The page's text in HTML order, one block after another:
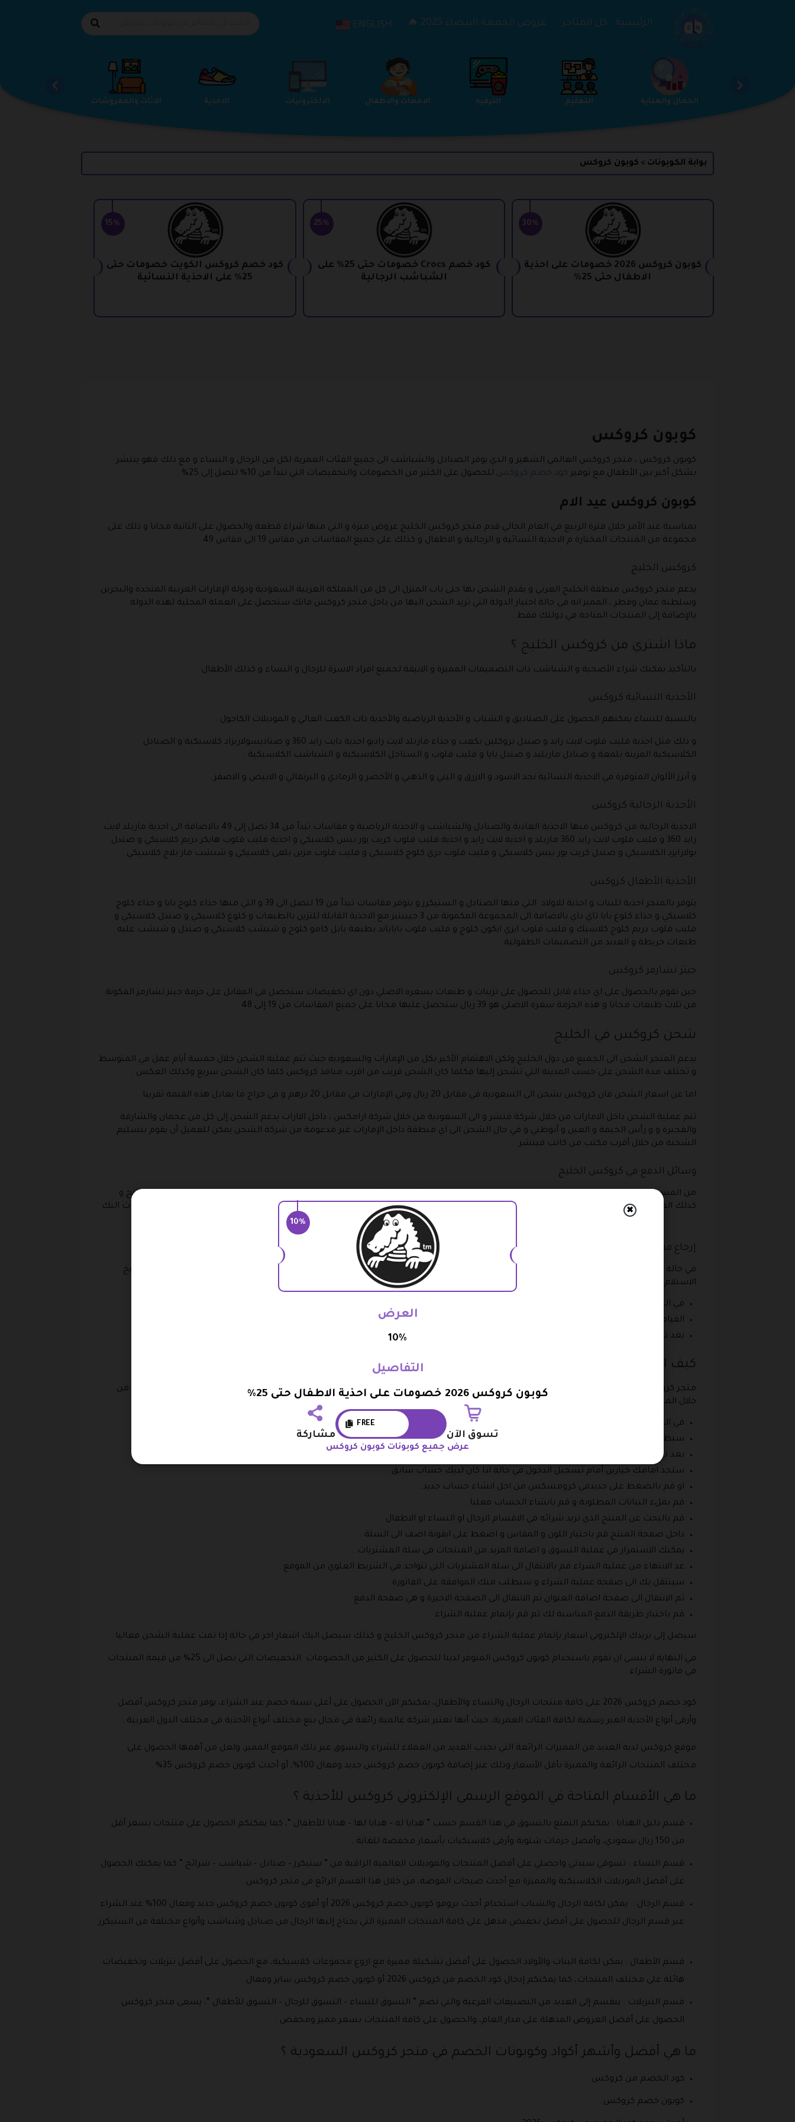
الرئيسية كل المتاجر عروض الجمعة البيضاء 2025 🔥 ENGLISH
استضافة المواقع الاثاث والمفروشات الاحذية الالكترونيات الامهات والاطفال الترفيه التعليم الجمال والعناية الخدمات
بوابة الكوبونات > كوبون كروكس
30%
كوبون كروكس 2026 خصومات على احذية
الاطفال حتى 25%
25%
كود خصم Crocs خصومات حتى 25% على
الشباشب الرجالية
15%
كود خصم كروكس الكويت خصومات حتى
25% على الاحذية النسائية
كوبون كروكس
كوبون كروكس ، متجر كروكس العالمي الشهير و الذي يوفر الصنادل والشباشب الى جميع الفئات العمرية لكل من الرجال و النساء و مع ذلك فهو ينتشر
بشكل أكبر بين الأطفال مع توفير كود خصم كروكس للحصول على الكثير من الخصومات والتخفيضات التي تبدأ من 10% لتصل إلى 25% .
كوبون كروكس عيد الام
بمناسبة عيد الأمر خلال فترة الربيع في العام الحالي قدم متجر كروكس الخليج عروض ميزة و التي منها شراء قطعة والحصول على الثانية مجانا و ذلك على
مجموعة من المنتجات المختارة م الاحذية النسائية و الرجالية و الاطفال و كذلك على جميع المقاسات من مقاس 19 الى مقاس 49 .
كروكس الخليج
يدعم متجر كروكس منطقة الخليج العربي و يقدم الشحن بها حتى باب المنزل الى كل من المملكة العربية السعودية ودولة الإمارات العربية المتحدة والبحرين
وسلطنة عمان وقطر ، المميز انه في حالة اختيار الدولة التي تريد الشحن اليها من داخل متجر كروكس فانك ستحصل على العملة المحلية لهذه الدولة
بالإضافة إلى المنتجات المتاحة في دولتك فقط .
ماذا اشتري من كروكس الخليج ؟
بالتأكيد يمكنك شراء الأضحية و الشباشب ذات التصميمات المميزة و الانيقة لجميع افراد الاسرة للرجال و النساء و كذلك الأطفال .
الأحذية النسائية كروكس
بالنسبة للنساء يمكنهم الحصول على الصناديق و الشباب و الأحذية الرياضية والأحذية ذات الكعب العالي و الموديلات الكاجول .
و ذلك مثل احذية فليب فلوب لايت رايد و صندل بروكلين بكعب و حذاء ماربلد لايت راديو احذية دايت رايد 360 و صناديسولاريزاد كلاسيكية و الصنادل
الكلاسيكية المزينة بلمعة و صنادل ماربليد و صندل بايا و فليب فلوب و السناجل الكلاسيكية و الشباشب الكلاسيكية .
و أبرز الألوان المتوفرة في الاحذية النسائية نجد الاسود و الازرق و البني و الذهبي و الأخضر و الرمادي و البرتقالي و الابيض و الاصفر .
الأحذية الرجالية كروكس
الاحذية الرجالية من كروكس منها الاحذية العادية والصنادل والشباشب و الاحذية الرياضية و مقاسات تبدأ من 34 تصل إلى 49 بالاضافة الى احذية ماربلد لايت
رايد 360 و فليب فلوب لايت رايد 360 ماربلد و احذية لايت رايد و احذية فليب فلوب كريت يور بيس كلاسيكي و احذية فليب فلوب هايكر دريم كلاسيكي و صندل
بولارايزد الكلاسيكي و صندل كريت يور بيس كلاسيكي و فليب فلوب دري كلوج كلاسيكي و فليب فلوب مزين بلعى كلاسيكي و شبشب مار بلاج كلاسيكي .
الأحذية الأطفال كروكس
يتوفر بالمتجر احذية للبنات و احذية للاولاد التي منها الصنادل و السنيكرز و يتوفر مقاسات تبدأ من 19 لتصل الى 39 و التي منها حذاء كلوج بايا و حذاء كلوج
كلاسيكي و حذاء كلوغ بايا تاي داي بالاضافة الى المجموعة المكمونة من 3 جيبيتيز مع الاحذية القابلة للتزين بالطبعات و كلوغ كلاسيكي و صندل كلاسيكي و
فليب فلوب دريم كلوج كلاسيك و فليب فلوب ايزي ايكون كلوج و فليب فلوب باياباند بطبعة بابل كامو كلوج و شبشب كلاسيكي و صندل و شبشب عليه
طبعات خريطة و العديد من التصميمات الطفولية .
جيتز تشارمز كروكس
حين تقوم بالحصول على اي حذاء قابل للحصول على تزينات و طبعات بسعره الاصلي دون اي تخفيضات ستحصل في المقابل على حزمة جيتز تشارمز المكونة
من ثلاث طبعات مجانا و هذه الحزمة سعره الاصلي هو 39 ريال ستحصل عليها مجانا على جميع المقاسات من 19 إلى 48 .
شحن كروكس في الخليج
يدعم المتجر الشحن الى الجميع من دول الخليج ولكن الاهتمام الأكبر بكل من الإمارات والسعودية حيث تتم عملية الشحن خلال خمسة أيام عمل في المتوسط
و تختلف مدة الشحن على حسب المدينة التي تشحن إليها فكلما كان الشحن قريب من اقرب منافذ كروكس كلما كان الشحن سريع وكذلك العكس .
اما عن اسعار الشحن فان كروكس يشحن الى السعودية في مقابل 20 ريال وفي الإمارات في مقابل 20 درهم و في خراج ما يعادل هذه القيمة تقريبا .
تتم عملية الشحن داخل الامارات من خلال شركة فتشر و الى السعودية من خلال شركة ارامكس ، داخل الاارات يدعم الشحن إلى كل من عجمان والشارقة
والفجيرة و و رأس الخيمة و العين و أبوظبي و في حال الشحن الى اي منطقة داخل الإمارات غير مدعومة من شركة الشحن يمكن للعميل أن يقوم بتسليم
الشحنة من خلال أقرب مكتب من كاتب فيتشر
وسائل الدفع في كروكس الخليج
من المسموح لك عبر موقع كروكس ان تقوم بالدفع من خلال البطاقة الائتمانية مثل الفيزا او ماستر كارد لا مصرف من المصارف المنتشرة في الخليج و
كذلك الدفع من خلال بطاقة الخصم للمتجر و ائتمان المتجر وكذلك الدفع عند الاستلام و هو الدفع النقدي لمندوب الشحن الذي يقوم بتوصيل المنتجات اليك
.
إرجاع منتجات كروكس
في حالة إذا كان المنتج وصل اليه بعيب أو قمت بتغيير رأيك في المنتج يمكنك أن تقوم بارجاع مرة اخرى الى المتجر و ذلك خلال اربعة عشر يوما من تاريخ
الاستلام بالاضافة الى توافر الغلاف الاصلي عليه و توافر كذلك فاتورة الشراء اليك خطوات ارجاع المنتجات للمتجر :
في البداية لابد ان للتواصل مع خدمة العملاء و ابلاغهم بإرجاع المنتجات .
القيام بنقل هذه المنتجات إلى أقرب فرع .
بعد ذلك يتم رد الأموال المدفوعة اليك مرة اخرى .
كيف اشتري من كروكس الخليج ؟
متجر كروكس يتلك الكثير ن الفروع في نطقة الخليج العربي و لكن ربما تكون اقرب فرع لك بعيد عنك لذلك فأنت في حاجة إلى القيام بالشراء اون لاين من
خلال المتجر الالكتروني و ذلك وفقا للخطوات التالية :
في البداية قم بالدخول الى متجر كروكس الخليج و عليك التفرقة بينهم و بين النسخة العالمية .
سيظهر لك نافذة منبثقة من اجل اختيار الدولة التي تريد الشحن اليها و كذلك اللغة المستخدمة .
بعد ذلك تقوم بإنشاء حساب على المتجر و ذلك من خلال الضغط على زر تسجيل الدخول في الشريط العلوي .
ستجد امامك خيارين أمام تسجيل الدخول في حالة اذا كان لديك حساب سابق .
او قم بالضغط على جديدفي كرومسكس من اجل انشاء حساب جديد .
قم بملء البيانات المطلوبة و قم بانشاء الحساب فعليا .
قم بالبحث عن المنتج الذي تريد شرائه في الاقسام الرجال او النساء او الاطفال .
داخل صفحة المنتج قم باختيار اللون و المقاس و اضغط على ايقونة اضف الى السلة .
يمكنك الاستمرار في عملية التسوق و اضافة المزيد من المنتجات في سلة المشتريات .
عد الانتهاء من عملية الشراء قم بالانتقال الى سلة المشتريات التي تتواجد في الشريط العلوي من الموقع .
سينتقل بك الى صفحة عملية الشراء و سيطلب منك الموافقة على الفاتورة .
ثم الانتقال الى صفحة اضافة العنوان ثم الانتقال الى الصفحة الاخيرة و هي صفحة الدفع .
قم باختيار طريقة الدفع المناسبة لك ثم قم بإتمام عملية الشراء .
سيصل إلى بريدك الإلكتروني اسعار بإتمام عملية الشراء من متجر كروكس الخليج و كذلك سيصل اليك اشعار اخر في حالة إذا تمت عملية الشحن فعاليا .
في النهاية لا تنسى ان تقوم باستخدام كوبون كروكس المتوفر لدينا للحصول على الكثير من الخصومات التخفيضات التي تصل الى 25% من قيمة المنتجات
في فاتورة الشراء .
كود خصم كروكس 2026 على كافة منتجات الرجال والنساء والأطفال، يمكنكم الآن الحصول على أعلى نسبة خصم عند الشراء، يوفر متجر كروكس أفضل
وأرقى أنواع الأحذية الغير رسمية لكافة الفئات العمرية، حيث أنها تعتبر شركة عالمية رائعة في مجال بيع مختلف أنواع الأحذية في مختلف الدول العربية .
موقع كروكس لديه العديد من المميزات الرائعة التي تجذب العديد من العملاء للشراء والتسوق عبر ذلك الموقع المميز، ولعل من أهمها الحصول على
مختلف المنتجات الرائعة والمميزة بأقل الأسعار وذلك عبر إضافة كوبون خصم كروكس جديد وفعال 100%، أو أحدث كوبون خصم كروكس 35% .
ما هي الأقسام المتاحة في الموقع الرسمي الإلكتروني كروكس للأحذية ؟
قسم دليل الهدايا : يمكنكم التمتع بالتسوق في هذا القسم حسب ” هدايا له – هدايا لها – هدايا للأطفال “، كما يمكنكم الحصول على منتجات بسعر أقل
من 150 ريال سعودي، وأفضل جزمات شتوية وأرقى كلاسيكيات بأسعار مخفضة للغاية .
قسم النساء : تسوقي سيدتي واحصلي على أفضل المنتجات والموديلات العالمية الراقية من ” سنيكرز – صنادل – شباشب – شرائح ” كما يمكنك الحصول
على أفضل الموديلات الكلاسيكية والمميزة مع أحدث صيحات الموضة، من خلال هذا القسم الرائع في متجر كروكس .
قسم الرجال : يمكن لكافة الرجال والشباب استخدام أحدث برومو كوبون خصم كروكس 2026 أو أقوى كوبون خصم كروكس جديد وفعال 100% عند الشراء
عبر قسم الرجال للحصول على أفضل تخفيض مذهل على كافة المنتجات المميزة التي يحتاج إليها الرجال من صنادل وشباشب وأنواع مختلفة من السنيكرز
.
قسم الأطفال : يمكن لكافة البنات والأولاد الحصول على أفضل تشكيلة مميزة مع اروع مجموعات كلاسيكية، مع الحصول على أفضل تنزيلات وتخفيضات
هائلة على مختلف المنتجات، كما يمكنكم إدخال كود الخصم من كروكس 2026 أو كوبون خصم كروكس ساير وفعال .
قسم التنزيلات : ينقسم إلى العديد من التصنيفات الفرعية والتي تضم ” التسوق للنساء – التسوق للرجال – التسوق للأطفال “، يسعى متجر كروكس
الحصول على أفضل العروض المذهلة على مدار العام، والحصول على كافة المنتجات بسعر مميز ومخفض .
ما هي أفضل وأشهر أكواد وكوبونات الخصم في متجر كروكس السعودية ؟
كود الخصم من كروكس .
كوبون خصم كروكس .
10%
✖
العرض
10%
التفاصيل
كوبون كروكس 2026 خصومات على احذية الاطفال حتى 25%
تسوق الآن
FREE
مشاركة
عرض جميع كوبونات كوبون كروكس